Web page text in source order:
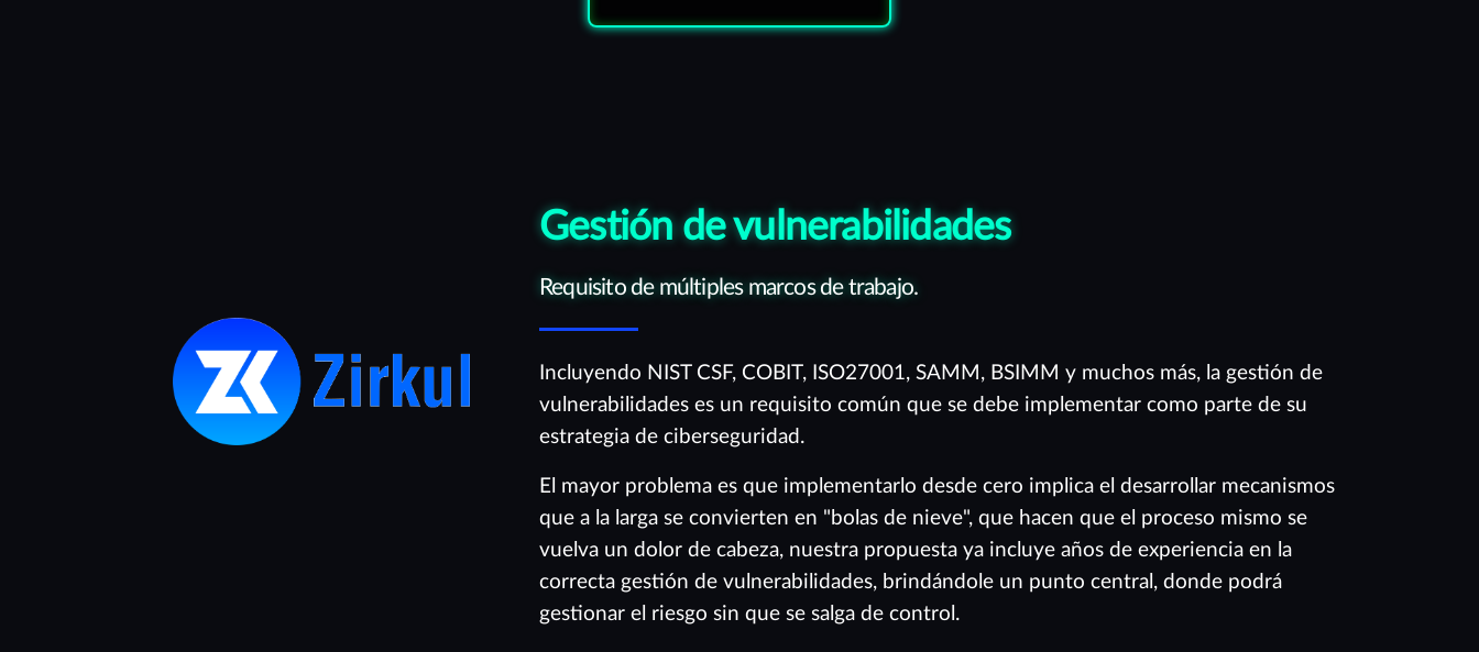
Gestión de vulnerabilidades
Requisito de múltiples marcos de trabajo.
Incluyendo NIST CSF, COBIT, ISO27001, SAMM, BSIMM y muchos más, la gestión de
vulnerabilidades es un requisito común que se debe implementar como parte de su
estrategia de ciberseguridad.
El mayor problema es que implementarlo desde cero implica el desarrollar mecanismos
que a la larga se convierten en "bolas de nieve", que hacen que el proceso mismo se
vuelva un dolor de cabeza, nuestra propuesta ya incluye años de experiencia en la
correcta gestión de vulnerabilidades, brindándole un punto central, donde podrá
gestionar el riesgo sin que se salga de control.